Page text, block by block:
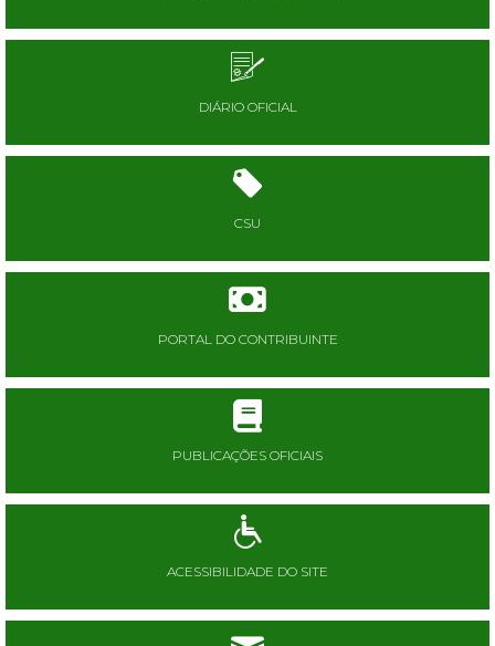
DIÁRIO OFICIAL
CSU
PORTAL DO CONTRIBUINTE
PUBLICAÇÕES OFICIAIS
ACESSIBILIDADE DO SITE